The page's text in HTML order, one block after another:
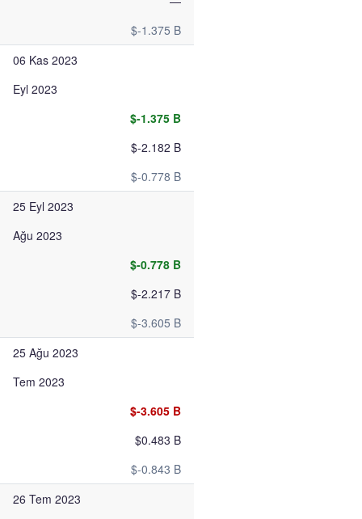
$-1.375 B
06 Kas 2023
Eyl 2023
$-1.375 B
$-2.182 B
$-0.778 B
25 Eyl 2023
Ağu 2023
$-0.778 B
$-2.217 B
$-3.605 B
25 Ağu 2023
Tem 2023
$-3.605 B
$0.483 B
$-0.843 B
26 Tem 2023